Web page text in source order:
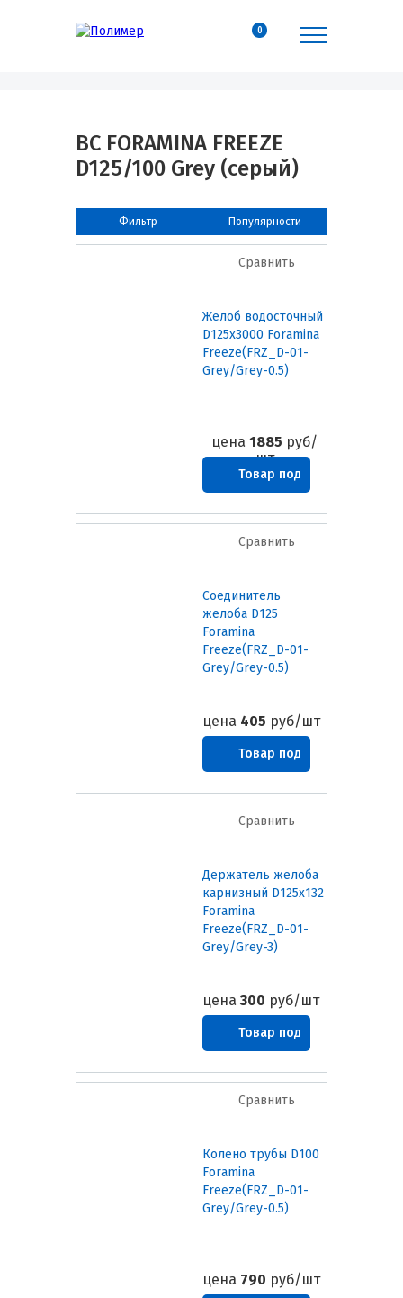
0
ВС FORAMINA FREEZE
D125/100 Grey (серый)
Популярности
Фильтр
Сравнить
Желоб водосточный
D125х3000 Foramina
Freeze(FRZ_D-01-
Grey/Grey-0.5)
цена 1885 руб/
шт
Товар под
заказ
Сравнить
Соединитель
желоба D125
Foramina
Freeze(FRZ_D-01-
Grey/Grey-0.5)
цена 405 руб/шт
Товар под
заказ
Сравнить
Держатель желоба
карнизный D125х132
Foramina
Freeze(FRZ_D-01-
Grey/Grey-3)
цена 300 руб/шт
Товар под
заказ
Сравнить
Колено трубы D100
Foramina
Freeze(FRZ_D-01-
Grey/Grey-0.5)
цена 790 руб/шт